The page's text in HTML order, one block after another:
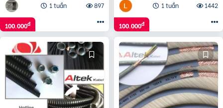
1 tuần
897
100.000đ
1 tuần
1442
100.000đ